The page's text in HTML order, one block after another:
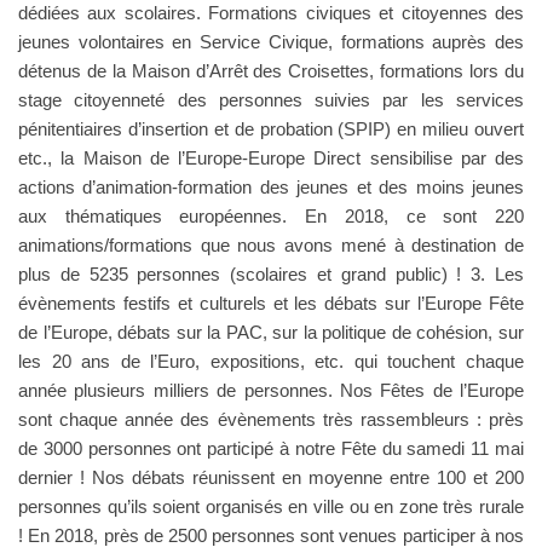
dédiées aux scolaires. Formations civiques et citoyennes des
jeunes volontaires en Service Civique, formations auprès des
détenus de la Maison d’Arrêt des Croisettes, formations lors du
stage citoyenneté des personnes suivies par les services
pénitentiaires d’insertion et de probation (SPIP) en milieu ouvert
etc., la Maison de l’Europe-Europe Direct sensibilise par des
actions d’animation-formation des jeunes et des moins jeunes
aux thématiques européennes. En 2018, ce sont 220
animations/formations que nous avons mené à destination de
plus de 5235 personnes (scolaires et grand public) ! 3. Les
évènements festifs et culturels et les débats sur l’Europe Fête
de l’Europe, débats sur la PAC, sur la politique de cohésion, sur
les 20 ans de l’Euro, expositions, etc. qui touchent chaque
année plusieurs milliers de personnes. Nos Fêtes de l’Europe
sont chaque année des évènements très rassembleurs : près
de 3000 personnes ont participé à notre Fête du samedi 11 mai
dernier ! Nos débats réunissent en moyenne entre 100 et 200
personnes qu’ils soient organisés en ville ou en zone très rurale
! En 2018, près de 2500 personnes sont venues participer à nos